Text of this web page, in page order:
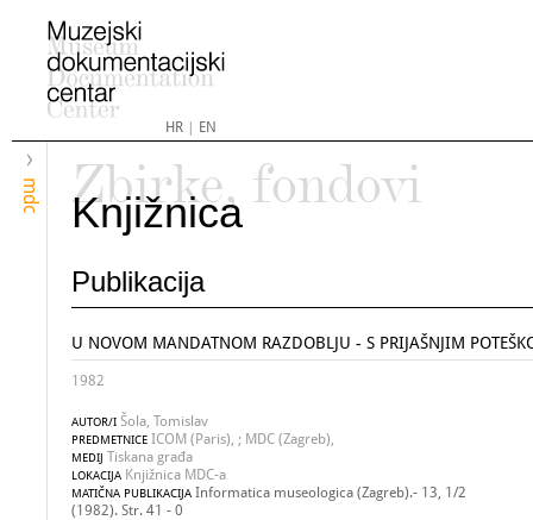
HR| EN
mdc
Zbirke, fondovi
Knjižnica
Publikacija
U NOVOM MANDATNOM RAZDOBLJU - S PRIJAŠNJIM
1982
AUTOR/I Šola, Tomislav
PREDMETNICE ICOM (Paris), ; MDC (Zagreb),
MEDIJ Tiskana građa
LOKACIJA Knjižnica MDC-a
MATIČNA PUBLIKACIJA Informatica museologica (Zagreb).- 13, 1/2
(1982). Str. 41 - 0